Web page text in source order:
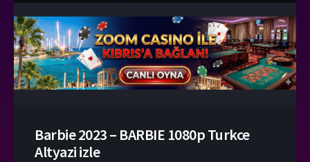
Barbie 2023 – BARBIE 1080p Turkce
Altyazi izle